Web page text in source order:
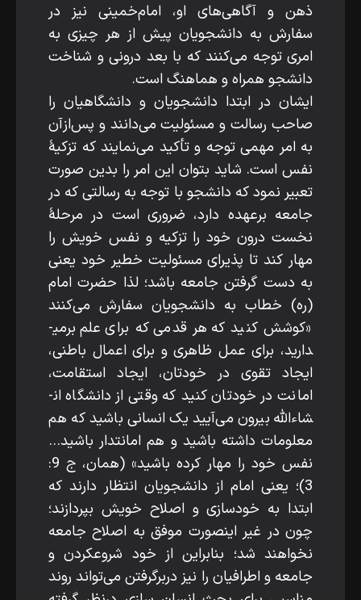
ذهن و آگاهی‌های او، امام‌خمینی نیز در
سفارش به دانشجویان پیش از هر چیزی به
امری توجه می‌کنند که با بعد درونی و شناخت
دانشجو همراه و هماهنگ است.
ایشان در ابتدا دانشجویان و دانشگاهیان را
صاحب رسالت و مسئولیت می‌دانند و پس‌ازآن
به امر مهمی توجه و تأکید می‌نمایند که تزکیۀ
نفس است. شاید بتوان این امر را بدین ­صورت
تعبیر نمود که دانشجو با توجه به رسالتی که در
جامعه برعهده دارد، ضروری است در مرحلۀ
نخست درون خود را تزکیه و نفس خویش را
مهار کند تا پذیرای مسئولیت خطیر خود یعنی
به­ دست­ گرفتن جامعه باشد؛ لذا حضرت امام
(ره) خطاب به دانشجویان سفارش می‌کنند
«کوشش کنید که هر قدمی که برای علم برمی­
دارید، برای عمل ظاهری و برای اعمال باطنی،
ایجاد تقوی در خودتان، ایجاد استقامت،
امانت در خودتان کنید که وقتی از دانشگاه ان­
شاءالله بیرون می‌آیید یک انسانی باشید که هم
معلومات داشته باشید و هم امانت­دار باشید...
نفس خود را مهار کرده باشید» (همان، ج 9:
3)؛ یعنی امام از دانشجویان انتظار دارند که
ابتدا به خودسازی و اصلاح خویش بپردازند؛
چون در غیر این­صورت موفق به اصلاح جامعه
نخواهند شد؛ بنابراین از خود شروع­کردن و
جامعه و اطرافیان را نیز دربرگرفتن می‌تواند روند